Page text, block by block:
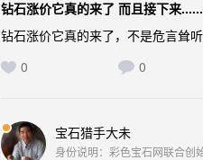
钻石涨价它真的来了 而且接下来......
钻石涨价它真的来了，不是危言耸
0
0
宝石猎手大未
身份说明：彩色宝石网联合创